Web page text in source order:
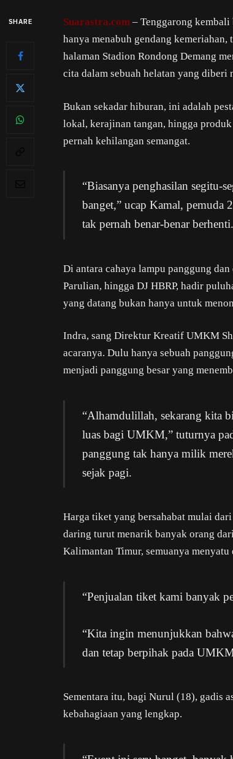
SHARE Suarastra.com – Tenggarong
hanya menabuh gendang
halaman Stadion Rondong Demang
cita dalam sebuah helatan yang diberi
Bukan sekadar hiburan, ini adalah
lokal, kerajinan tangan, hingga
pernah kehilangan semangat.
“Biasanya penghasilan segitu-
banget,” ucap Kamal, pemuda
tak pernah benar-benar berhenti.
Di antara cahaya lampu panggung
Parulian, hingga DJ HBRP, hadir
yang datang bukan hanya untuk
Indra, sang Direktur Kreatif UMKM
acaranya. Dulu hanya sebuah
menjadi panggung besar yang
“Alhamdulillah, sekarang kita
luas bagi UMKM,” tuturnya
panggung tak hanya milik
sejak pagi.
Harga tiket yang bersahabat mulai
daring turut menarik banyak orang
Kalimantan Timur, semuanya menyatu
“Penjualan tiket kami banyak
“Kita ingin menunjukkan
dan tetap berpihak pada
Sementara itu, bagi Nurul (18), gadis
kebahagiaan yang lengkap.